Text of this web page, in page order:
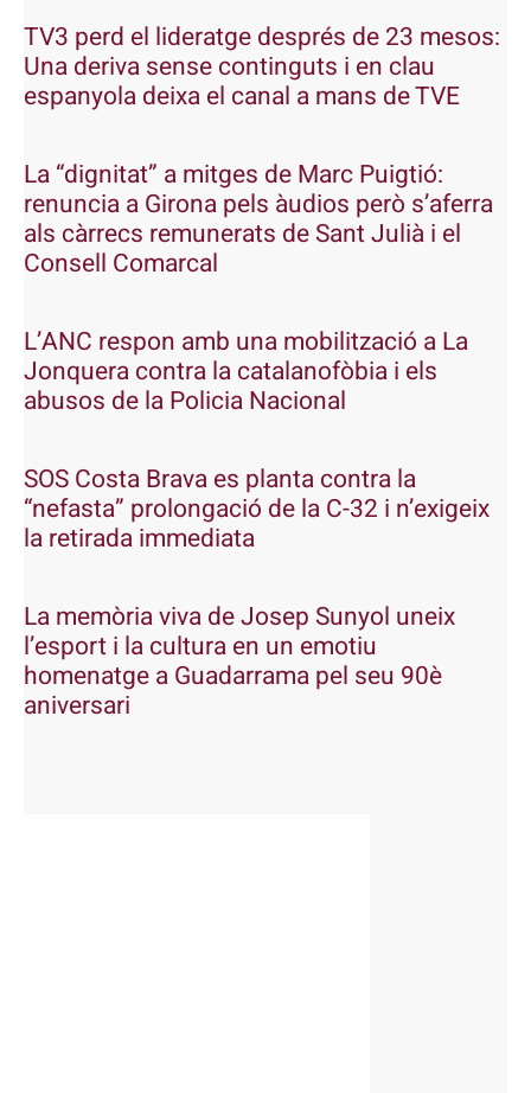
TV3 perd el lideratge després de 23 mesos:
Una deriva sense continguts i en clau
espanyola deixa el canal a mans de TVE
La “dignitat” a mitges de Marc Puigtió:
renuncia a Girona pels àudios però s’aferra
als càrrecs remunerats de Sant Julià i el
Consell Comarcal
L’ANC respon amb una mobilització a La
Jonquera contra la catalanofòbia i els
abusos de la Policia Nacional
SOS Costa Brava es planta contra la
“nefasta” prolongació de la C-32 i n’exigeix
la retirada immediata
La memòria viva de Josep Sunyol uneix
l’esport i la cultura en un emotiu
homenatge a Guadarrama pel seu 90è
aniversari